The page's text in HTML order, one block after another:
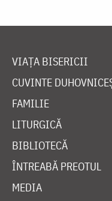
VIAȚA BISERICII
CUVINTE
FAMILIE
LITURGICĂ
BIBLIOTECĂ
ÎNTREABĂ PREOTUL
MEDIA